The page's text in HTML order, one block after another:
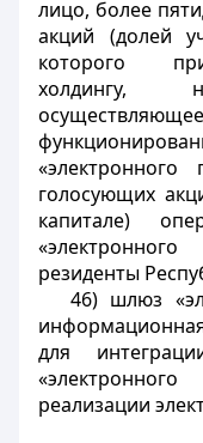
лицо, более
акций (долей
которого
холдингу,
«электронного
голосующих
капитале)
резиденты
46) шлюз
для
реализации